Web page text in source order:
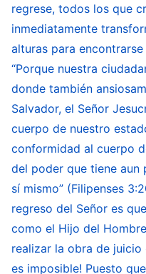
son todos
porque la esencia de
la obra de abrir la
Dios a todos aquellos
obra es la obra del
La obra del juicio es
lo que, naturalmente,
por Dios mismo; no
hombre en Su lugar.
uso de la verdad para
hay duda de que
regrese, todos los que
inmediatamente
alturas para
“Porque nuestra
donde también
Salvador, el Señor
cuerpo de nuestro
conformidad al cuerpo
del poder que tiene aun
sí mismo” (Filipenses
regreso del Señor es
como el Hijo del
realizar la obra de juicio
es imposible! Puesto